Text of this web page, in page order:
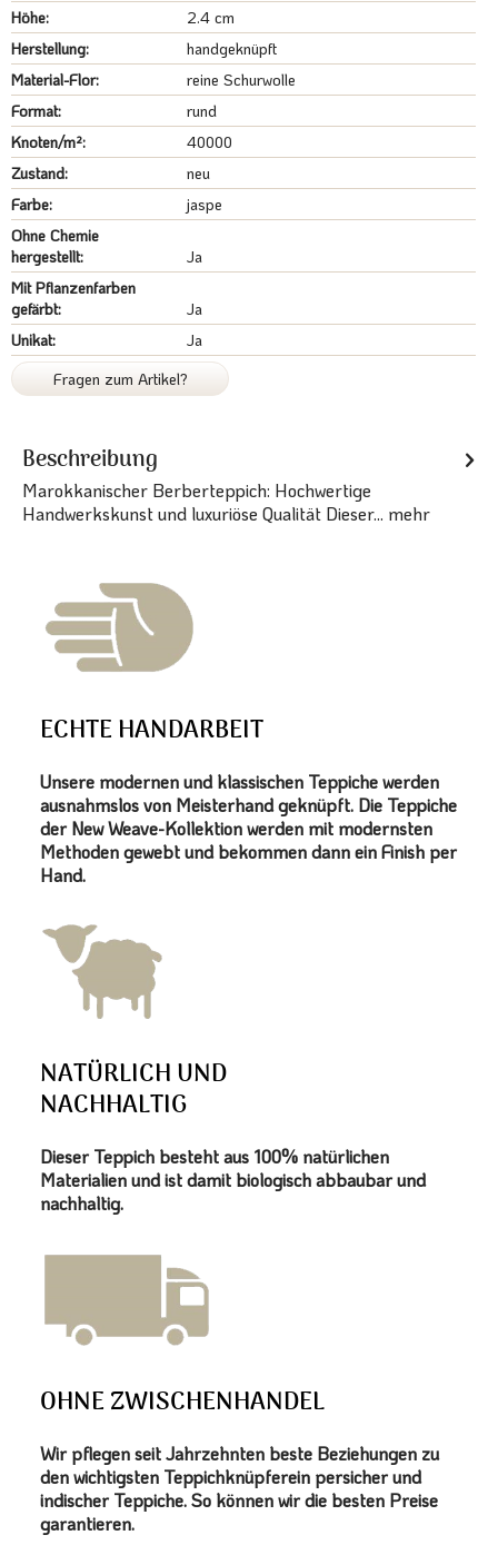
Höhe:
2.4 cm
Herstellung:
handgeknüpft
Material-Flor:
reine Schurwolle
Format:
rund
Knoten/m²:
40000
Zustand:
neu
Farbe:
jaspe
Ohne Chemie
hergestellt:
Ja
Mit Pflanzenfarben
gefärbt:
Ja
Unikat:
Ja
Fragen zum Artikel?
Beschreibung
Marokkanischer Berberteppich: Hochwertige
Handwerkskunst und luxuriöse Qualität Dieser... mehr
ECHTE HANDARBEIT
Unsere modernen und klassischen Teppiche werden
ausnahmslos von Meisterhand geknüpft. Die Teppiche
der New Weave-Kollektion werden mit modernsten
Methoden gewebt und bekommen dann ein Finish per
Hand.
NATÜRLICH UND
NACHHALTIG
Dieser Teppich besteht aus 100% natürlichen
Materialien und ist damit biologisch abbaubar und
nachhaltig.
OHNE ZWISCHENHANDEL
Wir pflegen seit Jahrzehnten beste Beziehungen zu
den wichtigsten Teppichknüpferein persicher und
indischer Teppiche. So können wir die besten Preise
garantieren.